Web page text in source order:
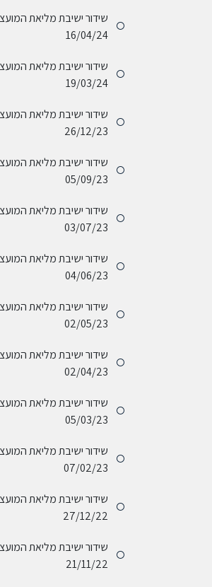
שידור ישיבת מליאת
16/04/24
שידור ישיבת מליאת
19/03/24
שידור ישיבת מליאת
26/12/23
שידור ישיבת מליאת
05/09/23
שידור ישיבת מליאת
03/07/23
שידור ישיבת מליאת
04/06/23
שידור ישיבת מליאת
02/05/23
שידור ישיבת מליאת
02/04/23
שידור ישיבת מליאת
05/03/23
שידור ישיבת מליאת
07/02/23
שידור ישיבת מליאת
27/12/22
שידור ישיבת מליאת
21/11/22